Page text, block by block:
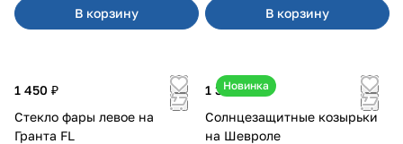
В корзину В корзину
1 450 ₽
Стекло фары левое на
Гранта FL
Новинка
1 350 ₽
Солнцезащитные козырьки
на Шевроле